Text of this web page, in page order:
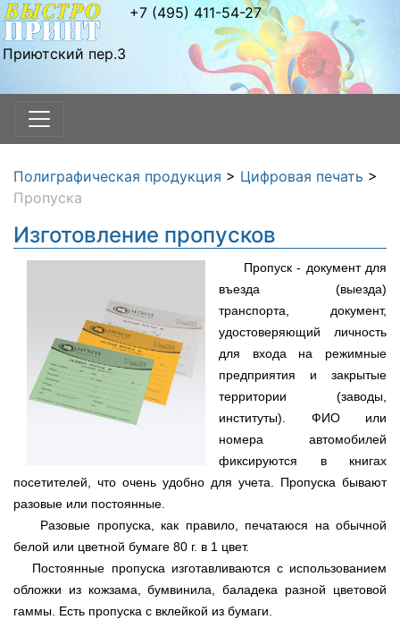
Приютский пер.3
+7 (495) 411-54-27
Полиграфическая продукция > Цифровая печать >
Пропуска
Изготовление пропусков
Пропуск - документ для
въезда (выезда)
транспорта, документ,
удостоверяющий личность
для входа на режимные
предприятия и закрытые
территории (заводы,
институты). ФИО или
номера автомобилей
фиксируются в книгах
посетителей, что очень удобно для учета. Пропуска бывают
разовые или постоянные.
Разовые пропуска, как правило, печатаюся на обычной
белой или цветной бумаге 80 г. в 1 цвет.
Постоянные пропуска изготавливаются с использованием
обложки из кожзама, бумвинила, баладека разной цветовой
гаммы. Есть пропуска с вклейкой из бумаги.